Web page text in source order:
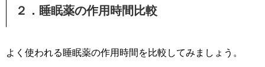
２．睡眠薬の作用時間比較
よく使われる睡眠薬の作用時間を比較してみましょう。